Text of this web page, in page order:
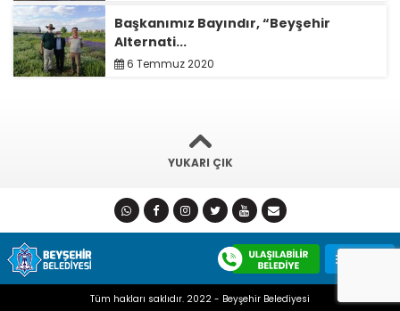
Başkanımız Bayındır, “Beyşehir
Alternati...
6 Temmuz 2020
YUKARI ÇIK
Tüm hakları saklıdır. 2022 - Beyşehir Belediyesi